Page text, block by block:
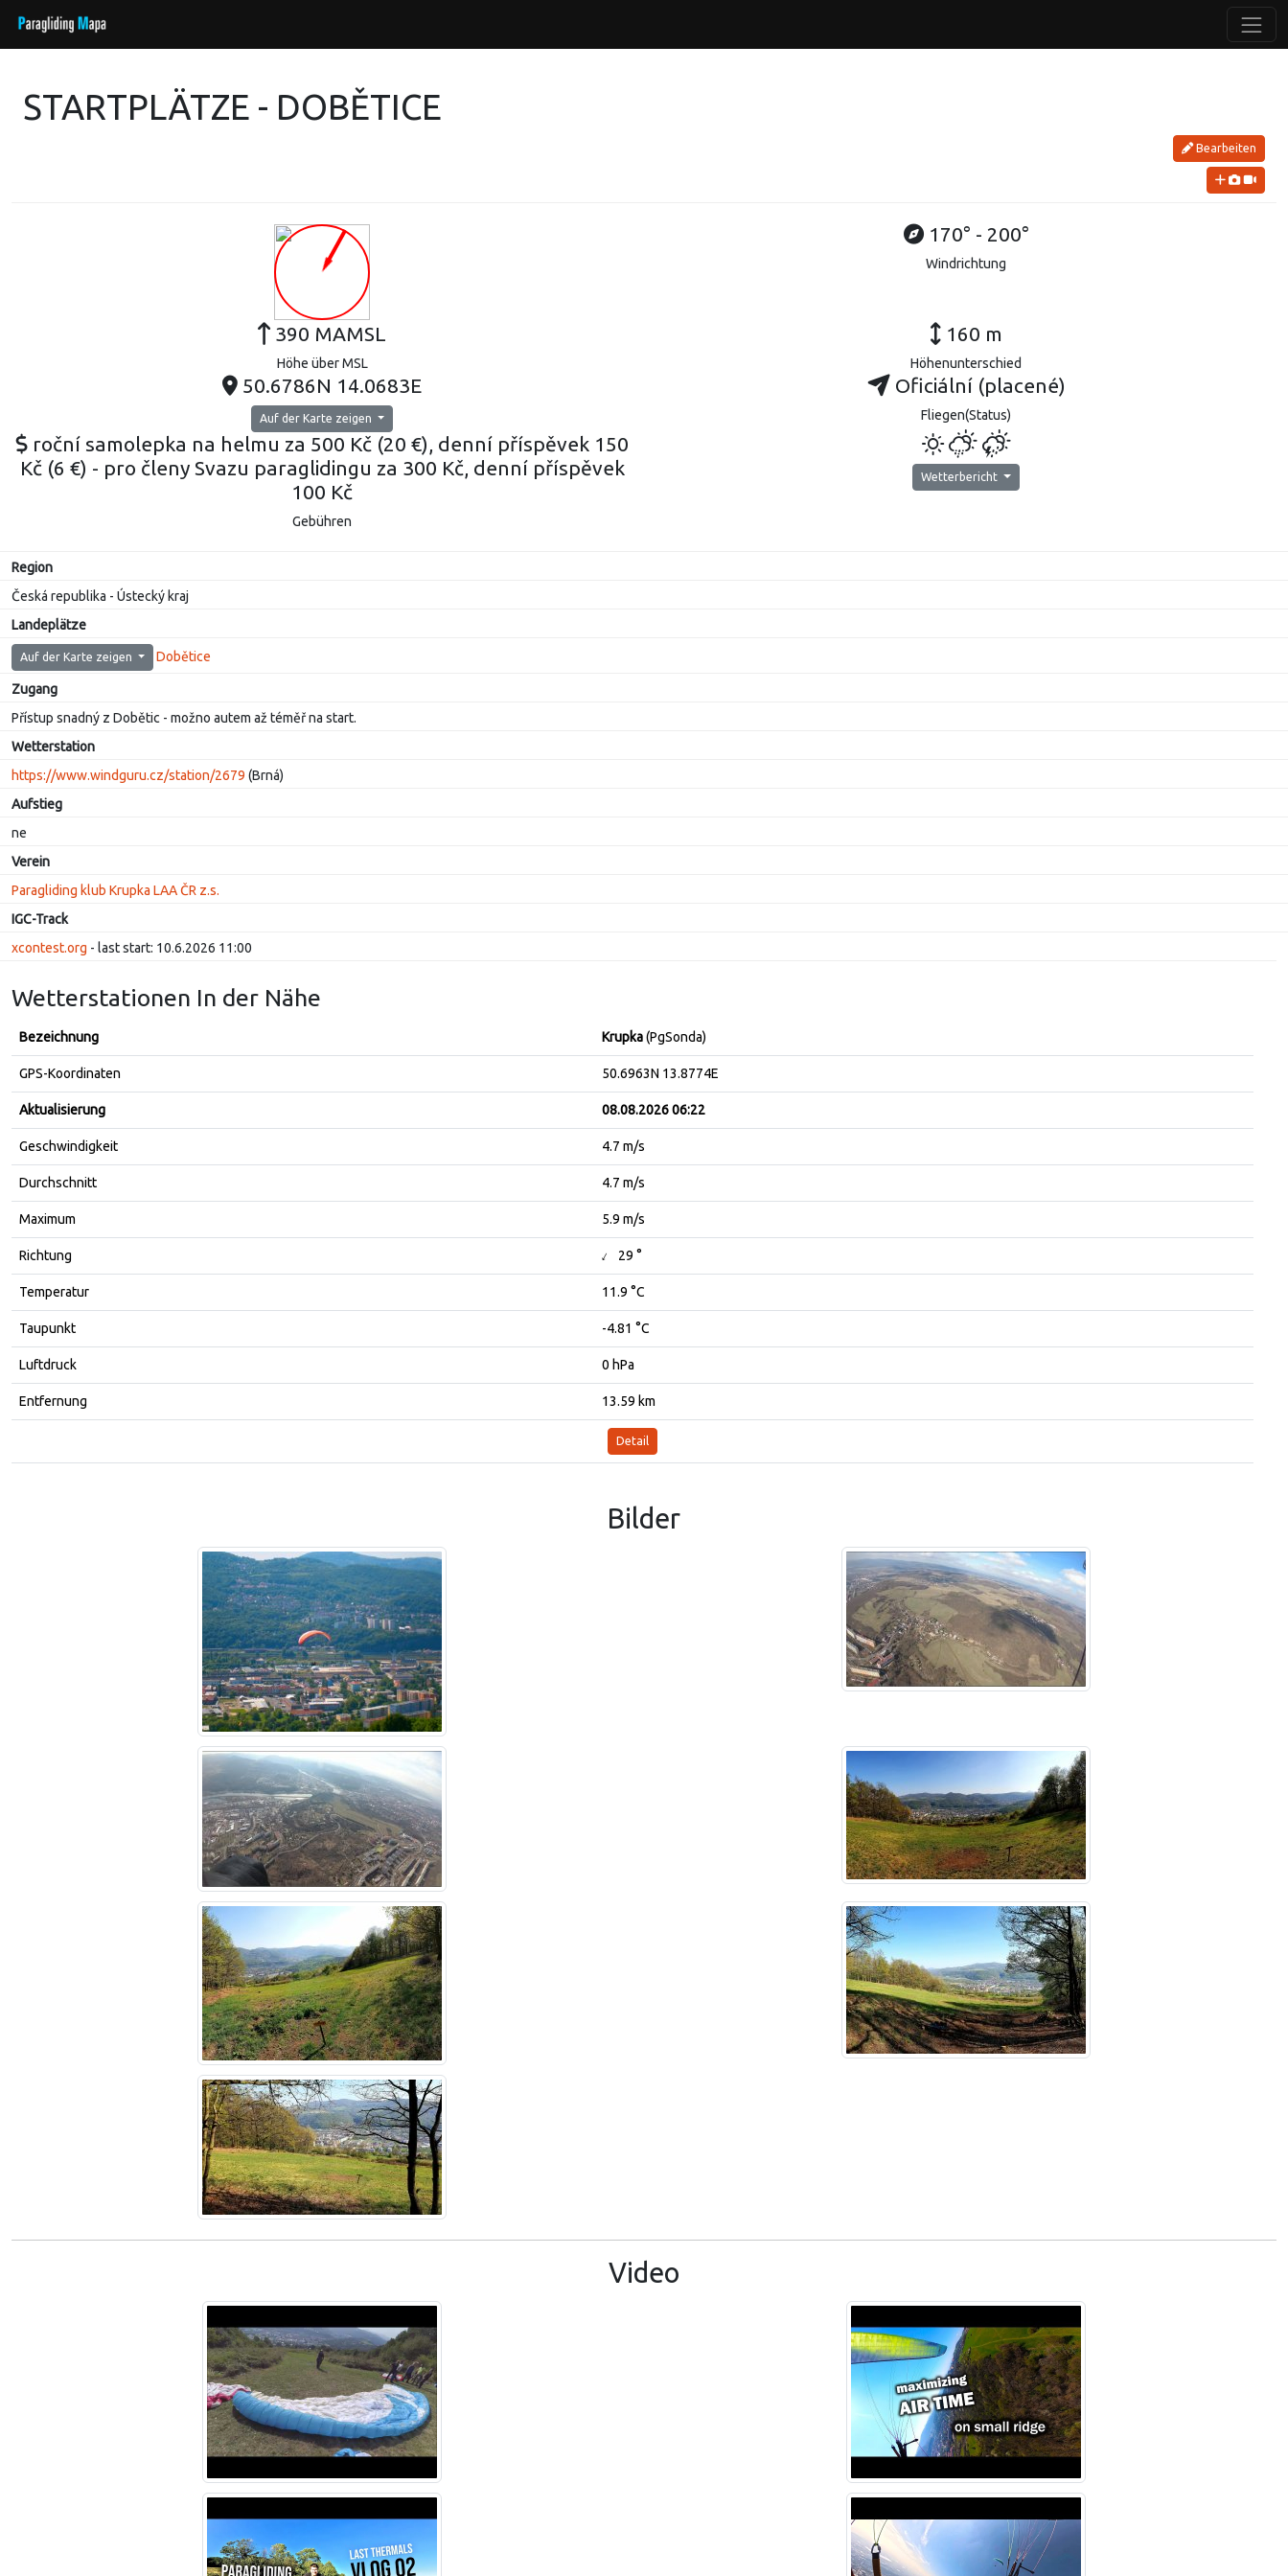
STARTPLÄTZE - DOBĚTICE
Bearbeiten
170° - 200°
Windrichtung
390 MAMSL
Höhe über MSL
160 m
Höhenunterschied
50.6786N 14.0683E
Auf der Karte zeigen
Oficiální (placené)
Fliegen(Status)
roční samolepka na helmu za 500 Kč (20 €), denní příspěvek 150
Kč (6 €) - pro členy Svazu paraglidingu za 300 Kč, denní příspěvek
100 Kč
Gebühren
Wetterbericht
Region
Česká republika - Ústecký kraj
Landeplätze
Auf der Karte zeigen Dobětice
Zugang
Přístup snadný z Dobětic - možno autem až téměř na start.
Wetterstation
https://www.windguru.cz/station/2679 (Brná)
Aufstieg
ne
Verein
Paragliding klub Krupka LAA ČR z.s.
IGC-Track
xcontest.org - last start: 10.6.2026 11:00
Wetterstationen In der Nähe
Bezeichnung Krupka(PgSonda)
GPS-Koordinaten 50.6963N 13.8774E
Aktualisierung 08.08.2026 06:22
Geschwindigkeit 4.7 m/s
Durchschnitt 4.7 m/s
Maximum 5.9 m/s
Richtung ↓ 29 °
Temperatur 11.9 °C
Taupunkt -4.81 °C
Luftdruck 0 hPa
Entfernung 13.59 km
Detail
Bilder
Video